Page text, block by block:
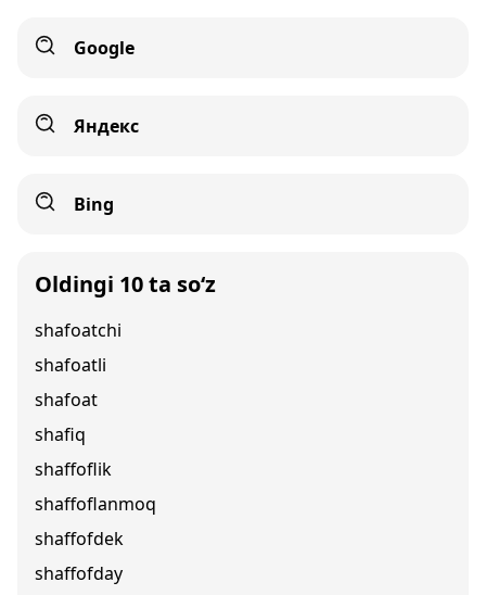
Google
Яндекс
Bing
Oldingi 10 ta so‘z
shafoatchi
shafoatli
shafoat
shafiq
shaffoflik
shaffoflanmoq
shaffofdek
shaffofday